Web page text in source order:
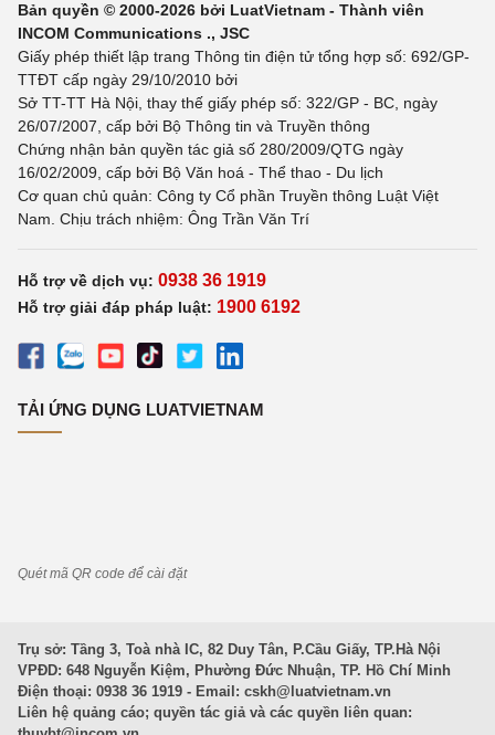
Bản quyền © 2000-2026 bởi LuatVietnam - Thành viên
INCOM Communications ., JSC
Giấy phép thiết lập trang Thông tin điện tử tổng hợp số: 692/GP-
TTĐT cấp ngày 29/10/2010 bởi
Sở TT-TT Hà Nội, thay thế giấy phép số: 322/GP - BC, ngày
26/07/2007, cấp bởi Bộ Thông tin và Truyền thông
Chứng nhận bản quyền tác giả số 280/2009/QTG ngày
16/02/2009, cấp bởi Bộ Văn hoá - Thể thao - Du lịch
Cơ quan chủ quản: Công ty Cổ phần Truyền thông Luật Việt
Nam. Chịu trách nhiệm: Ông Trần Văn Trí
Hỗ trợ về dịch vụ: 0938 36 1919
Hỗ trợ giải đáp pháp luật: 1900 6192
TẢI ỨNG DỤNG LUATVIETNAM
Quét mã QR code để cài đặt
Trụ sở: Tầng 3, Toà nhà IC, 82 Duy Tân, P.Cầu Giấy, TP.Hà Nội
VPĐD: 648 Nguyễn Kiệm, Phường Đức Nhuận, TP. Hồ Chí Minh
Điện thoại: 0938 36 1919 - Email: cskh@luatvietnam.vn
Liên hệ quảng cáo; quyền tác giả và các quyền liên quan: